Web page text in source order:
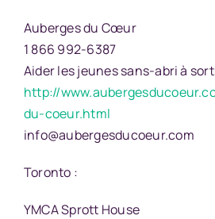
Auberges du Cœur
1 866 992-6387
Aider les jeunes sans-abri à
http://
du-coeur.html
info@aubergesducoeur.com
Toronto :
YMCA Sprott House